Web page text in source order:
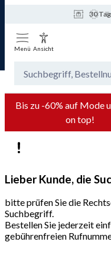
30
Menü Ansicht
Bis zu -60% auf Mode
on top!
Lieber Kunde, die
bitte prüfen Sie die
Suchbegriff.
Bestellen Sie jederzeit
gebührenfreien